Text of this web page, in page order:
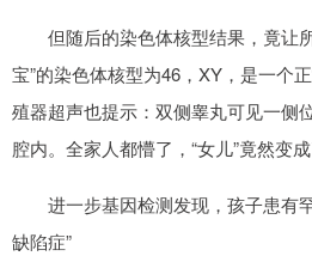
但随后的染色体核型结果，竟让
宝”的染色体核型为46，XY，是一个
殖器超声也提示：双侧睾丸可见一侧
腔内。全家人都懵了，“女儿”竟然变
进一步基因检测发现，孩子患有
缺陷症”